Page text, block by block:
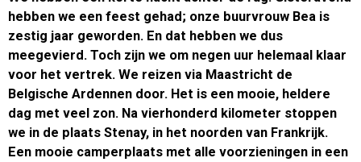
hebben we een feest gehad; onze buurvrouw Bea is
zestig jaar geworden. En dat hebben we dus
meegevierd. Toch zijn we om negen uur helemaal klaar
voor het vertrek. We reizen via Maastricht de
Belgische Ardennen door. Het is een mooie, heldere
dag met veel zon. Na vierhonderd kilometer stoppen
we in de plaats Stenay, in het noorden van Frankrijk.
Een mooie camperplaats met alle voorzieningen in een